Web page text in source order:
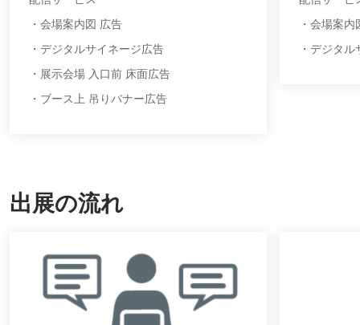
・会場案内図 広告
・デジタルサイネージ広告
・展示会場 入口前 床面広告
・ブース上 吊りバナー広告
・会場案
・デジタ
出展の流れ